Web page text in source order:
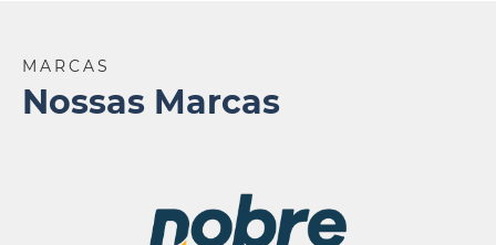
MARCAS
Nossas Marcas